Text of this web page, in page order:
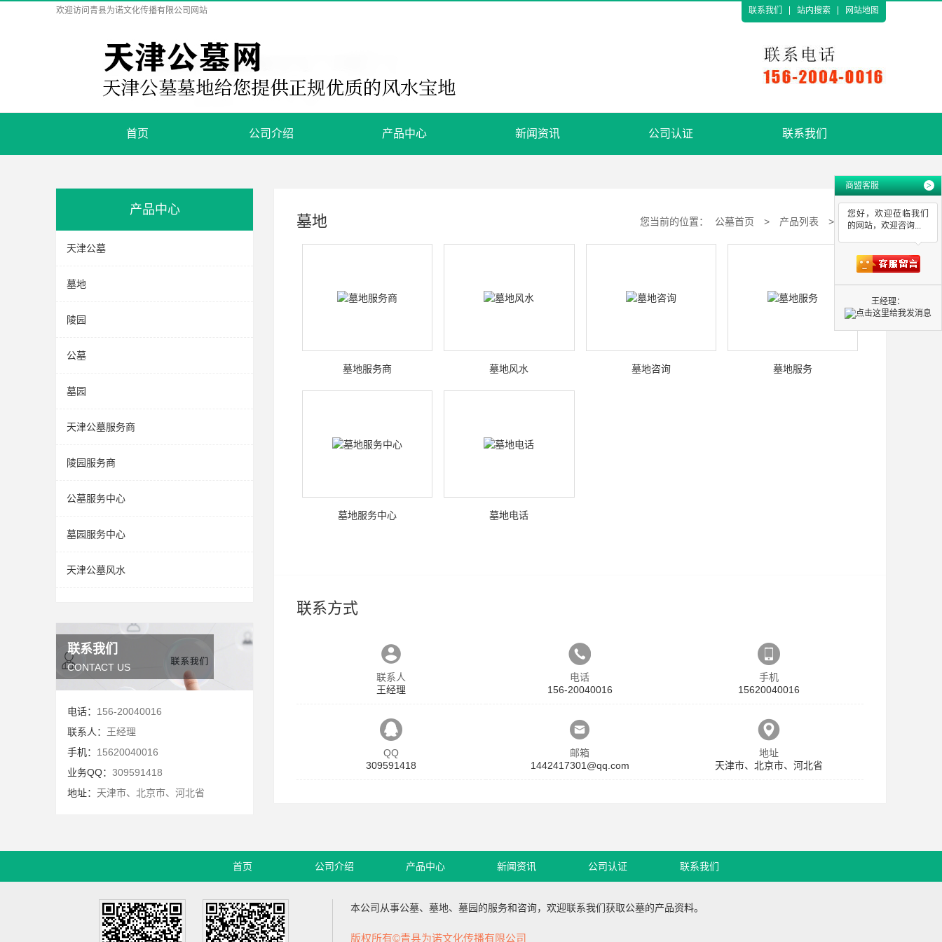
欢迎访问 青县为诺文化传播有限公司 网站 联系我们 站内搜索 网站地图
首页 公司介绍 产品中心 新闻资讯 公司认证 联系我们
产品中心
天津公墓
墓地
陵园
公墓
墓园
天津公墓服务商
陵园服务商
公墓服务中心
墓园服务中心
天津公墓风水
联系我们
CONTACT US
电话： 156-20040016
联系人： 王经理
手机： 15620040016
业务QQ： 309591418
地址： 天津市、北京市、河北省
墓地 您当前的位置： 公墓首页 > 产品列表 > 墓地
墓地服务商 墓地风水 墓地咨询 墓地服务
墓地服务中心 墓地电话
联系方式
联系人
王经理
电话
156-20040016
手机
15620040016
QQ
309591418
邮箱
1442417301@qq.com
地址
天津市、北京市、河北省
首页 公司介绍 产品中心 新闻资讯 公司认证 联系我们
本公司从事公墓、 墓地、 墓园的服务和咨询，欢迎联系我们获取公墓的产品资料。
版权所有©青县为诺文化传播有限公司
商盟客服 >
您好，欢迎莅临我们
的网站，欢迎咨询...
王经理：